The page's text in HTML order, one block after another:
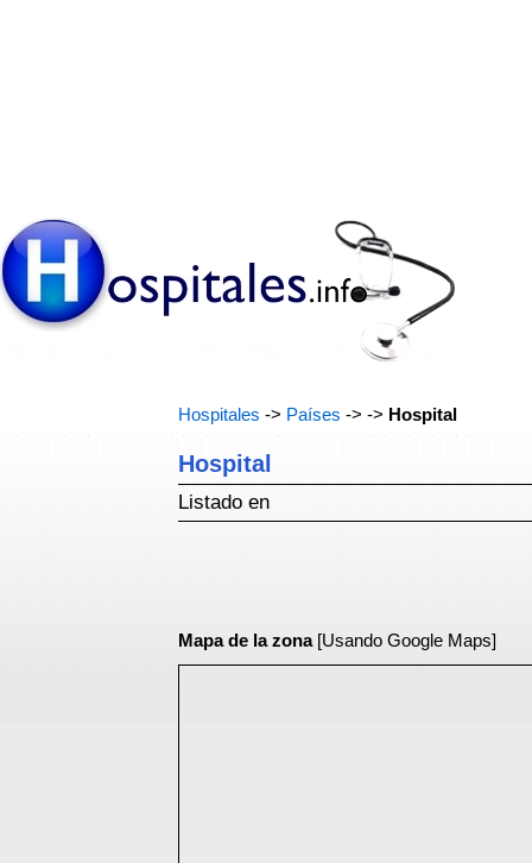
Hospitales -> Países -> -> Hospital
Hospital
Listado en
Mapa de la zona[Usando Google Maps]